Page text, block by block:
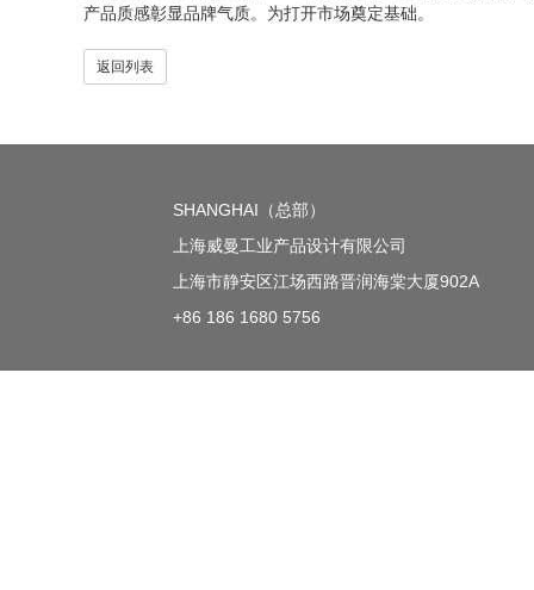
产品质感彰显品牌气质。为打开市场奠定基础。
返回列表
SHANGHAI（总部）
上海威曼工业产品设计有限公司
上海市静安区江场西路晋润海棠大厦902A
+86 186 1680 5756